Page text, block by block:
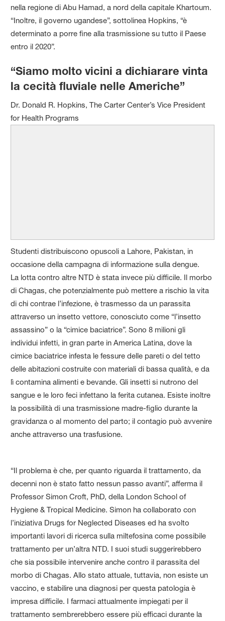
nella regione di Abu Hamad, a nord della capitale Khartoum.
“Inoltre, il governo ugandese”, sottolinea Hopkins, “è
determinato a porre fine alla trasmissione su tutto il Paese
entro il 2020”.
“Siamo molto vicini a dichiarare vinta
la cecità fluviale nelle Americhe”
Dr. Donald R. Hopkins, The Carter Center’s Vice President
for Health Programs
Studenti distribuiscono opuscoli a Lahore, Pakistan, in
occasione della campagna di informazione sulla dengue.
La lotta contro altre NTD è stata invece più difficile. Il morbo
di Chagas, che potenzialmente può mettere a rischio la vita
di chi contrae l’infezione, è trasmesso da un parassita
attraverso un insetto vettore, conosciuto come “l’insetto
assassino” o la “cimice baciatrice”. Sono 8 milioni gli
individui infetti, in gran parte in America Latina, dove la
cimice baciatrice infesta le fessure delle pareti o del tetto
delle abitazioni costruite con materiali di bassa qualità, e da
lì contamina alimenti e bevande. Gli insetti si nutrono del
sangue e le loro feci infettano la ferita cutanea. Esiste inoltre
la possibilità di una trasmissione madre-figlio durante la
gravidanza o al momento del parto; il contagio può avvenire
anche attraverso una trasfusione.
“Il problema è che, per quanto riguarda il trattamento, da
decenni non è stato fatto nessun passo avanti”, afferma il
Professor Simon Croft, PhD, della London School of
Hygiene & Tropical Medicine. Simon ha collaborato con
l’iniziativa Drugs for Neglected Diseases ed ha svolto
importanti lavori di ricerca sulla miltefosina come possibile
trattamento per un’altra NTD. I suoi studi suggerirebbero
che sia possibile intervenire anche contro il parassita del
morbo di Chagas. Allo stato attuale, tuttavia, non esiste un
vaccino, e stabilire una diagnosi per questa patologia è
impresa difficile. I farmaci attualmente impiegati per il
trattamento sembrerebbero essere più efficaci durante la